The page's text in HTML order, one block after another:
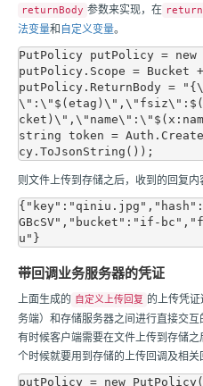
returnBody 参数来实现，在
法变量和自定义变量。
PutPolicy putPolicy =
putPolicy.Scope = Bucket
putPolicy.ReturnBody =
string token =
则文件上传到存储之后，收到的回复内
GBcSV","bucket":"if-
带回调业务服务器的凭证
上面生成的 自定义上传回复 的上传凭
务端）和存储服务器之间进行直接交互
有时候客户端需要在文件上传到存储
个时候就要用到存储的上传回调及相关
putPolicy = new